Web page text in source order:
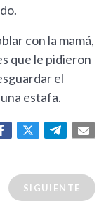
con la mamá,
que le pidieron
el
estafa.
SIGUIENTE